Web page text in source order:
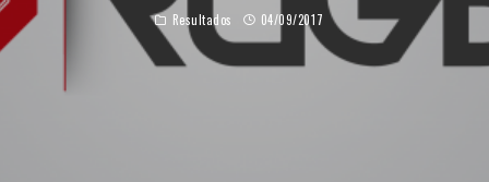
Resultados 04/09/2017